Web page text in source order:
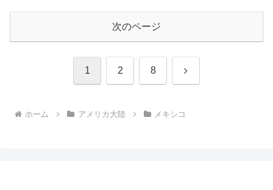
次のページ
1 2 8 次
ホーム アメリカ大陸 メキシコ